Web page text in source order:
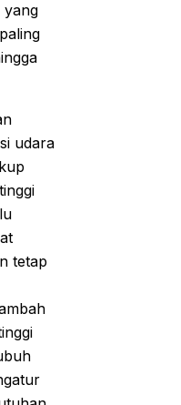
yang
udara
tetap